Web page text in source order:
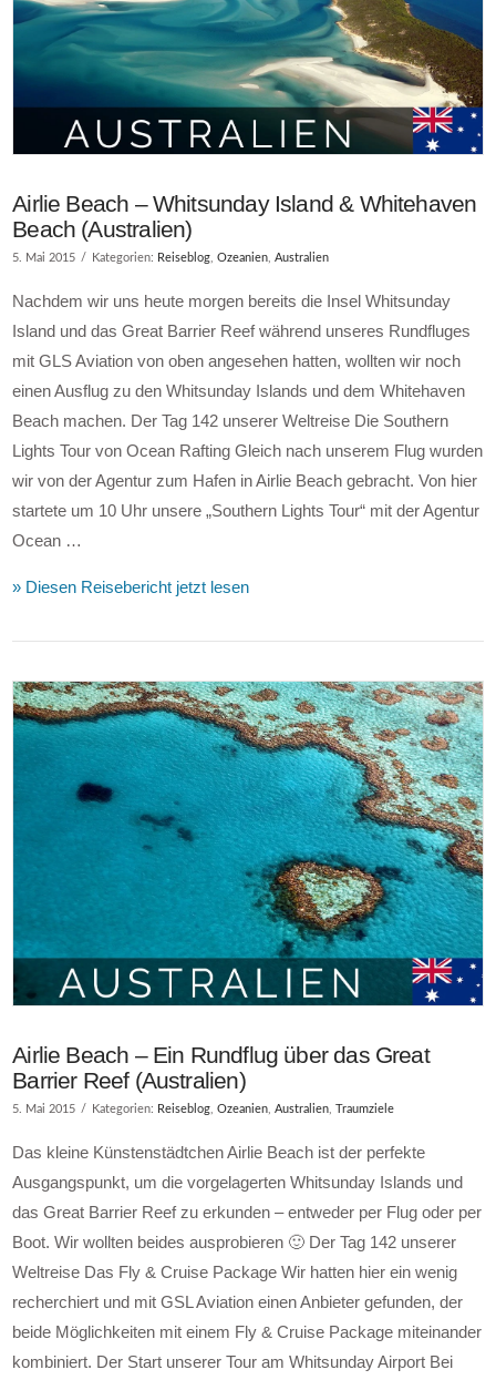
VIEW POST
Airlie Beach – Whitsunday Island & Whitehaven
Beach (Australien)
5. Mai 2015 Kategorien: Reiseblog ,Ozeanien ,Australien
Nachdem wir uns heute morgen bereits die Insel Whitsunday
Island und das Great Barrier Reef während unseres Rundfluges
mit GLS Aviation von oben angesehen hatten, wollten wir noch
einen Ausflug zu den Whitsunday Islands und dem Whitehaven
Beach machen. Der Tag 142 unserer Weltreise Die Southern
Lights Tour von Ocean Rafting Gleich nach unserem Flug wurden
wir von der Agentur zum Hafen in Airlie Beach gebracht. Von hier
startete um 10 Uhr unsere „Southern Lights Tour“ mit der Agentur
Ocean …
» Diesen Reisebericht jetzt lesen
Airlie Beach – Ein Rundflug über das Great
Barrier Reef (Australien)
5. Mai 2015 Kategorien: Reiseblog,Ozeanien,Australien, Traumziele
Das kleine Künstenstädtchen Airlie Beach ist der perfekte
Ausgangspunkt, um die vorgelagerten Whitsunday Islands und
das Great Barrier Reef zu erkunden – entweder per Flug oder per
Boot. Wir wollten beides ausprobieren 🙂 Der Tag 142 unserer
Weltreise Das Fly & Cruise Package Wir hatten hier ein wenig
recherchiert und mit GSL Aviation einen Anbieter gefunden, der
beide Möglichkeiten mit einem Fly & Cruise Package miteinander
kombiniert. Der Start unserer Tour am Whitsunday Airport Bei